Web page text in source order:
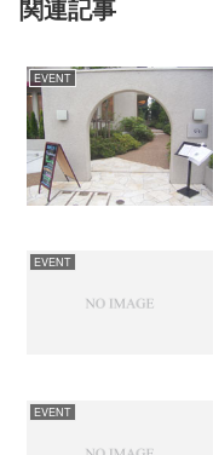
関連記事
EVENT
EVENT
EVENT